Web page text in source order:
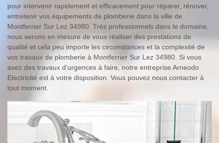
pour intervenir rapidement et efficacement pour réparer, rénover,
entretenir vos équipements de plomberie dans la ville de
Montferrier Sur Lez 34980. Très professionnels dans le domaine,
nous serons en mesure de vous réaliser des prestations de
qualité et cela peu importe les circonstances et la complexité de
vos travaux de plomberie à Montferrier Sur Lez 34980. Si vous
avez des travaux d’urgences à faire, notre entreprise Arneodo
Electricité est à votre disposition. Vous pouvez nous contacter à
tout moment.